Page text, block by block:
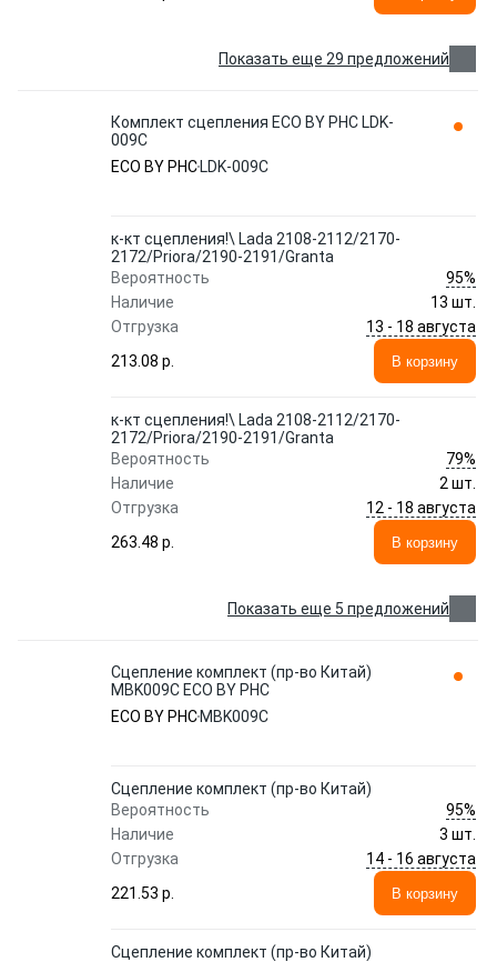
Показать еще 29 предложений
Комплект сцепления ECO BY PHC LDK-
009C
ECO BY PHC LDK-009C
к-кт сцепления!\ Lada 2108-2112/2170-
2172/Priora/2190-2191/Granta
Вероятность
95%
Наличие
13 шт.
Отгрузка
13 - 18 августа
213.08 p.
В корзину
к-кт сцепления!\ Lada 2108-2112/2170-
2172/Priora/2190-2191/Granta
Вероятность
79%
Наличие
2 шт.
Отгрузка
12 - 18 августа
263.48 p.
В корзину
Показать еще 5 предложений
Сцепление комплект (пр-во Китай)
MBK009C ECO BY PHC
ECO BY PHC MBK009C
Сцепление комплект (пр-во Китай)
Вероятность
95%
Наличие
3 шт.
Отгрузка
14 - 16 августа
221.53 p.
В корзину
Сцепление комплект (пр-во Китай)